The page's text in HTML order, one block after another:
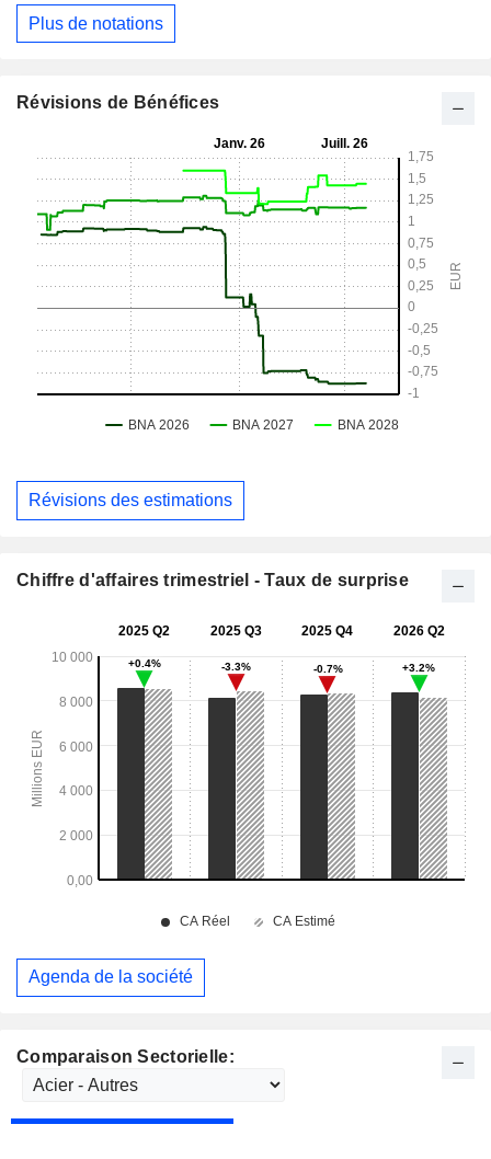
Comparaison Sectorielle:
Plus de notations
Révisions de Bénéfices
Révisions des estimations
Chiffre d'affaires trimestriel - Taux de surprise
Agenda de la société